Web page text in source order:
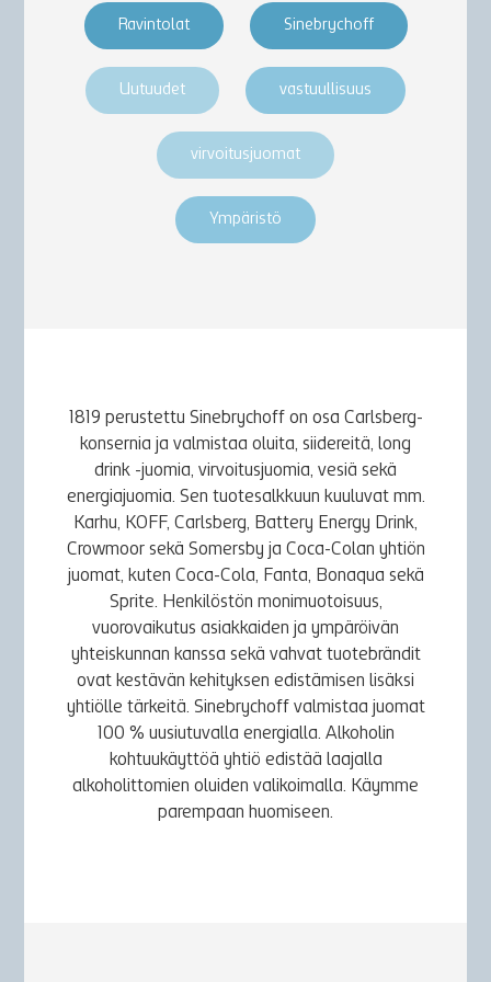
Ravintolat Sinebrychoff
Uutuudet vastuullisuus
virvoitusjuomat
Ympäristö
1819 perustettu Sinebrychoff on osa Carlsberg-
konsernia ja valmistaa oluita, siidereitä, long
drink -juomia, virvoitusjuomia, vesiä sekä
energiajuomia. Sen tuotesalkkuun kuuluvat mm.
Karhu, KOFF, Carlsberg, Battery Energy Drink,
Crowmoor sekä Somersby ja Coca-Colan yhtiön
juomat, kuten Coca-Cola, Fanta, Bonaqua sekä
Sprite. Henkilöstön monimuotoisuus,
vuorovaikutus asiakkaiden ja ympäröivän
yhteiskunnan kanssa sekä vahvat tuotebrändit
ovat kestävän kehityksen edistämisen lisäksi
yhtiölle tärkeitä. Sinebrychoff valmistaa juomat
100 % uusiutuvalla energialla. Alkoholin
kohtuukäyttöä yhtiö edistää laajalla
alkoholittomien oluiden valikoimalla. Käymme
parempaan huomiseen.